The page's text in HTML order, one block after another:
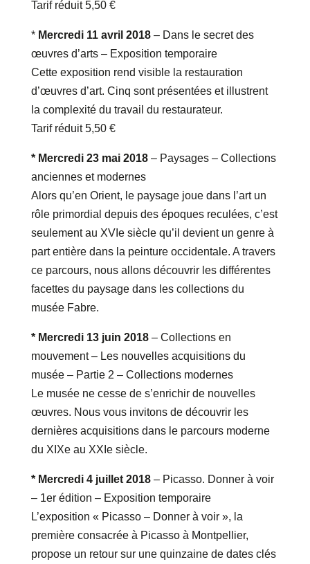
Tarif réduit 5,50 €
*Mercredi 11 avril 2018– Dans le secret des
œuvres d’arts – Exposition temporaire
Cette exposition rend visible la restauration
d’œuvres d’art. Cinq sont présentées et illustrent
la complexité du travail du restaurateur.
Tarif réduit 5,50 €
* Mercredi 23 mai 2018– Paysages – Collections
anciennes et modernes
Alors qu’en Orient, le paysage joue dans l’art un
rôle primordial depuis des époques reculées, c’est
seulement au XVIe siècle qu’il devient un genre à
part entière dans la peinture occidentale. A travers
ce parcours, nous allons découvrir les différentes
facettes du paysage dans les collections du
musée Fabre.
* Mercredi 13 juin 2018– Collections en
mouvement – Les nouvelles acquisitions du
musée – Partie 2 – Collections modernes
Le musée ne cesse de s’enrichir de nouvelles
œuvres. Nous vous invitons de découvrir les
dernières acquisitions dans le parcours moderne
du XIXe au XXIe siècle.
* Mercredi 4 juillet 2018– Picasso. Donner à voir
– 1er édition – Exposition temporaire
L’exposition « Picasso – Donner à voir », la
première consacrée à Picasso à Montpellier,
propose un retour sur une quinzaine de dates clés